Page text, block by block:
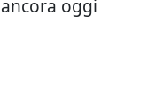
oggi